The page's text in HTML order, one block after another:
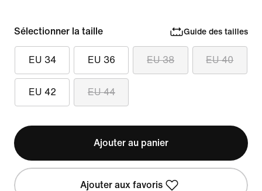
Sélectionner la taille Guide des tailles
EU 34 EU 36 EU 38 EU 40
EU 42 EU 44
Ajouter au panier
Ajouter aux favoris